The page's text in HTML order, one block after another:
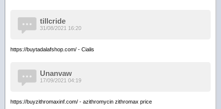
tillcride
https://buytadalafshop.com/ - Cialis
31/08/2021 16:20
Unanvaw
https://buyzithromaxinf.com/ - azithromycin zithromax price
17/09/2021 04:19